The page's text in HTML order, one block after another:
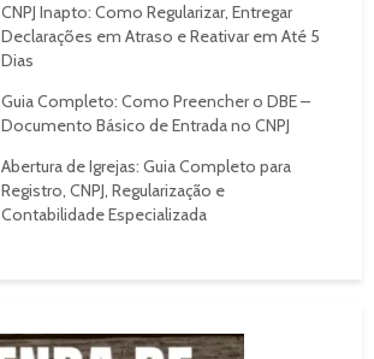
CNPJ Inapto: Como Regularizar, Entregar
Declarações em Atraso e Reativar em Até 5
Dias
Guia Completo: Como Preencher o DBE –
Documento Básico de Entrada no CNPJ
Abertura de Igrejas: Guia Completo para
Registro, CNPJ, Regularização e
Contabilidade Especializada